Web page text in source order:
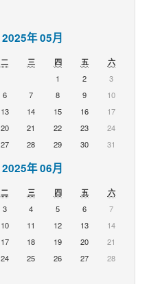
2025年 05月
二 三 四 五
六
1
2
3
6 7 8 9
10
13 14 15 16
17
20 21 22 23
24
27 28 29 30 31
2025年 06月
二 三 四 五
六
3 4 5 6
7
10 11 12 13
14
17 18 19 20
21
24 25 26 27
28